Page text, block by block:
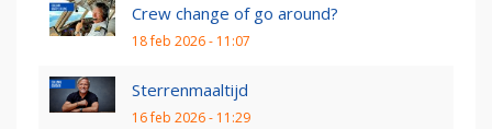
Crew change of go around?
18 feb 2026 - 11:07
Sterrenmaaltijd
16 feb 2026 - 11:29